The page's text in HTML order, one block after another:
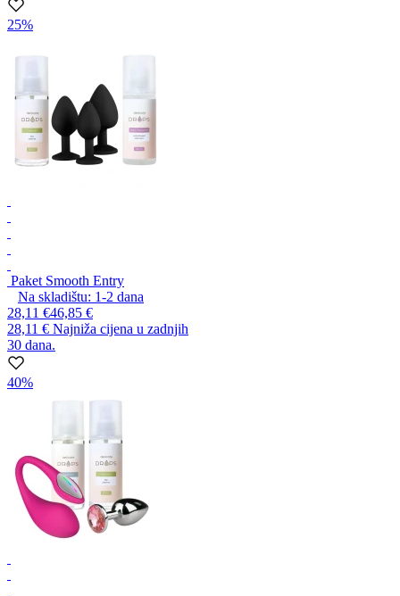
25%
Paket Smooth Entry
Na skladištu: 1-2 dana
28,11 €46,85 €
28,11 € Najniža cijena u zadnjih
30 dana.
40%